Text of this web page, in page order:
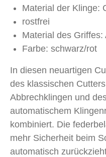
Material der Klinge:
rostfrei
Material des Griffes:
Farbe: schwarz/rot
In diesen neuartigen
des klassischen
Abbrechklingen und
automatischem
kombiniert. Die
mehr Sicherheit beim
automatisch